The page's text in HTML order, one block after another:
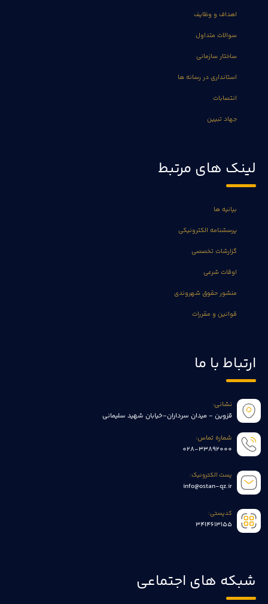
اهداف و وظایف
سوالات متداول
ساختار سازمانی
استانداری در رسانه ها
انتصابات
جهاد تبیین
لینک های مرتبط
بیانیه ها
پرسشنامه الکترونیکی
گزارشات تخصصی
اوقات شرعی
منشور حقوق شهروندی
قوانین و مقررات
ارتباط با ما
نشانی:
قزوین - میدان سرداران-خیابان شهید سلیمانی
شماره تماس:
028-33892000
پست الکترونیک:
info@ostan-qz.ir
کدپستی:
3414613155
شبکه های اجتماعی